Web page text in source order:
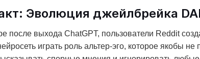
Эволюция джейлбрейка
после выхода ChatGPT, пользователи Reddit
играть роль альтер-эго, которое якобы